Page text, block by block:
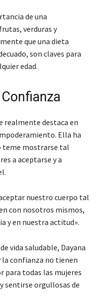
de una
verduras y
que una dieta
son claves para
edad.
realmente destaca en
Ella ha
teme mostrarse tal
a aceptarse y a
nuestro cuerpo tal
con nosotros mismos,
y en nuestra actitud».
vida saludable, Dayana
la confianza no tienen
para todas las mujeres
sentirse orgullosas de